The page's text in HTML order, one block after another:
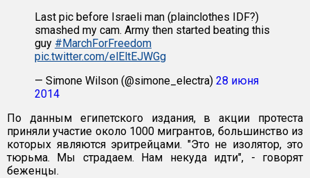
Last pic before Israeli man (plainclothes IDF?)
smashed my cam. Army then started beating this
guy #MarchForFreedom
pic.twitter.com/elEltEJWGg
— Simone Wilson (@simone_electra) 28 июня
2014
По данным египетского издания, в акции протеста
приняли участие около 1000 мигрантов, большинство из
которых являются эритрейцами. "Это не изолятор, это
тюрьма. Мы страдаем. Нам некуда идти", - говорят
беженцы.